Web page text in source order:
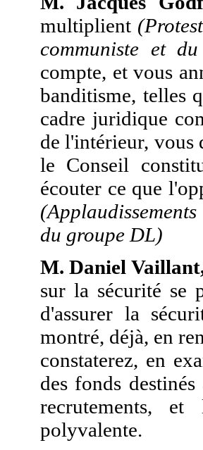
multiplient
communiste et
compte, et vous
banditisme, telles
cadre juridique
de l'intérieur, vous
le Conseil
écouter ce que
du groupe DL)
M. Daniel
sur la sécurité se
d'assurer la
montré, déjà, en
constaterez, en
des fonds
recrutements,
polyvalente.